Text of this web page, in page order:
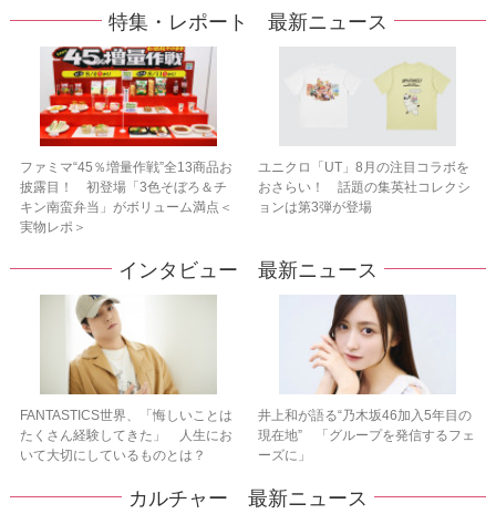
特集・レポート 最新ニュース
ファミマ“45％増量作戦”全13商品お
披露目！ 初登場「3色そぼろ＆チ
キン南蛮弁当」がボリューム満点＜
実物レポ＞
ユニクロ「UT」8月の注目コラボを
おさらい！ 話題の集英社コレクシ
ョンは第3弾が登場
インタビュー 最新ニュース
FANTASTICS世界、「悔しいことは
たくさん経験してきた」 人生にお
いて大切にしているものとは？
井上和が語る“乃木坂46加入5年目の
現在地” 「グループを発信するフェ
ーズに」
カルチャー 最新ニュース